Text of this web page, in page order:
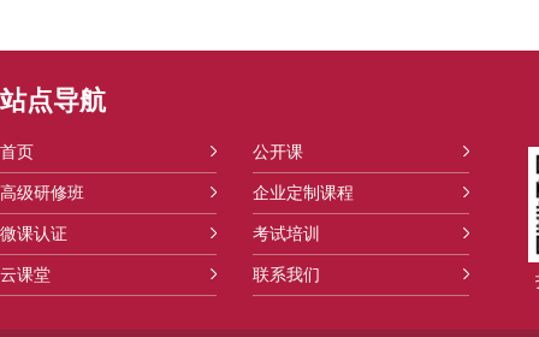
站点导航
首页 公开课
高级研修班 企业定制课程
微课认证 考试培训
云课堂 联系我们